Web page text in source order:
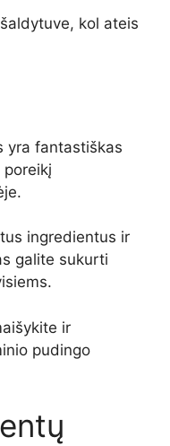
kol ateis
yra fantastiškas
ingredientus ir
galite sukurti
ir
pudingo